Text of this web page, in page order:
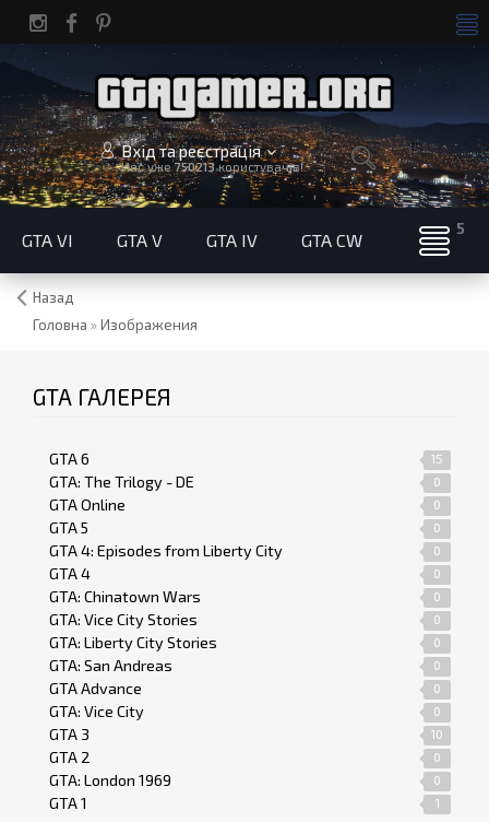
Вхід та реєстрація
Нас уже750213користувачів!
GTA VI GTA V GTA IV GTA CW
Назад
Головна »Изображения
GTA ГАЛЕРЕЯ
GTA 6 15
GTA: The Trilogy - DE 0
GTA Online 0
GTA 5 0
GTA 4: Episodes from Liberty City 0
GTA 4 0
GTA: Chinatown Wars 0
GTA: Vice City Stories 0
GTA: Liberty City Stories 0
GTA: San Andreas 0
GTA Advance 0
GTA: Vice City 0
GTA 3 10
GTA 2 0
GTA: London 1969 0
GTA 1 1